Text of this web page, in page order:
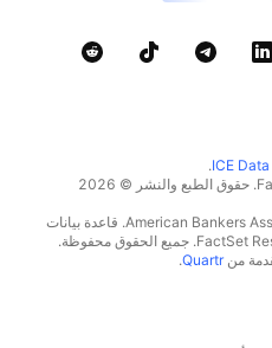
ICE
.
حدد البيانات المرجعية المقدمة من FactSet. حقوق الطبع والنشر © 2026
حقوق الطبع والنشر © 2026، American Bankers Association. قاعدة بيانات
Quartr
.